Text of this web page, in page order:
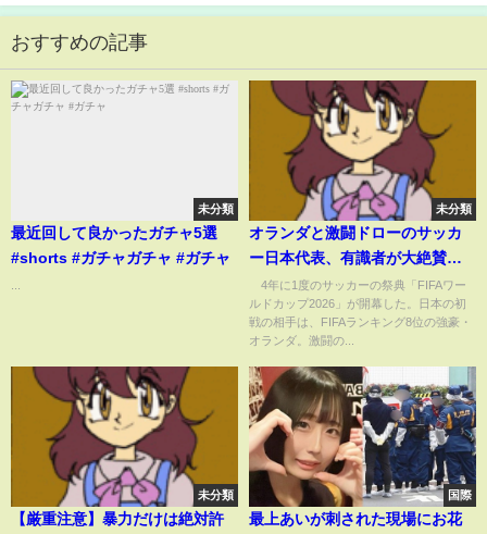
おすすめの記事
未分類
最近回して良かったガチャ5選
#shorts #ガチャガチャ #ガチャ
未分類
オランダと激闘ドローのサッカ
ー日本代表、有識者が大絶賛
「森保ジャパン立ち上げ以来、
ベストゲーム」(ABEMA TIMES)
4年に1度のサッカーの祭典「FIFAワー
ルドカップ2026」が開幕した。日本の初
戦の相手は、FIFAランキング8位の強豪・
オランダ。激闘の...
未分類
【厳重注意】暴力だけは絶対許
国際
最上あいが刺された現場にお花